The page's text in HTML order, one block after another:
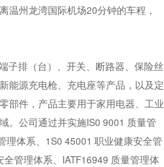
温州龙湾国际机场20分钟的车程，
子排（台）、开关、断路器、保险丝
能源充电枪、充电座等产品，以及定
部件，产品主要用于家用电器、工业
。公司通过并实施IS0 9001 质量管
理体系、1S0 45001 职业健康安全管
管理体系、IATF16949 质量管理体